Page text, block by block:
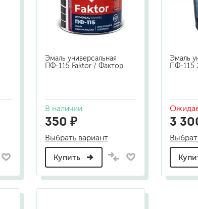
кельмы
ленты
укрывные материалы
аккумуляторный инструмент
для дерева
Эмаль универсальная
ПФ-115 Faktor / Фактор
В наличии
350 ₽
Выбрать вариант
Купить
Эмаль
ПФ-115
3